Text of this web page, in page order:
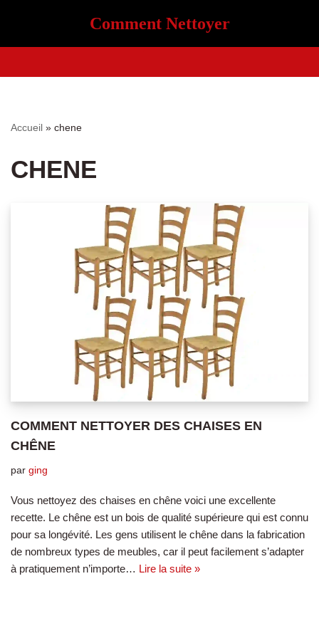
Comment Nettoyer
Accueil » chene
CHENE
COMMENT NETTOYER DES CHAISES EN
CHÊNE
par ging
Vous nettoyez des chaises en chêne voici une excellente
recette. Le chêne est un bois de qualité supérieure qui est connu
pour sa longévité. Les gens utilisent le chêne dans la fabrication
de nombreux types de meubles, car il peut facilement s’adapter
à pratiquement n’importe… Lire la suite »